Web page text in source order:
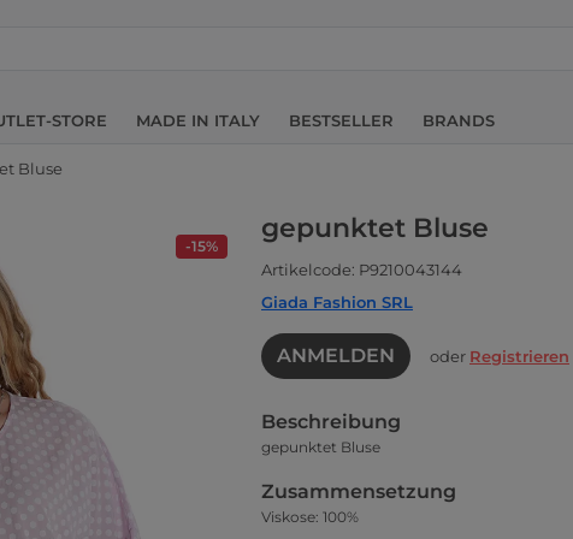
STORE MADE IN ITALY BESTSELLER BRANDS
Bluse
-15%
gepunktet Bluse
Artikelcode: P9210043144
Giada Fashion SRL
ANMELDEN oder Registrieren
Beschreibung
gepunktet Bluse
Zusammensetzung
Viskose: 100%